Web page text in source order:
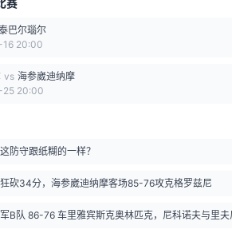
赛
巴尔瑙尔
20:00
vs 海参崴迪纳摩
20:00
防守跟纸糊的一样？
砍34分，海参崴迪纳摩客场85-76攻克格罗兹尼
军B队 86-76 车里雅宾斯克奥林匹克，尼科诺夫与里夫